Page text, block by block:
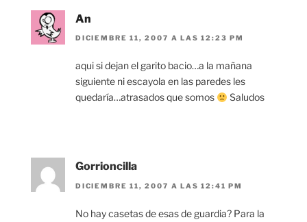
An
DICIEMBRE 11, 2007 A LAS 12:23 PM
aqui si dejan el garito bacio…a la mañana
siguiente ni escayola en las paredes les
quedaría…atrasados que somos
Saludos
Gorrioncilla
DICIEMBRE 11, 2007 A LAS 12:41 PM
No hay casetas de esas de guardia? Para la